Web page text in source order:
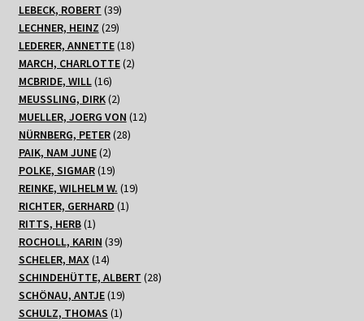
Produkte
LEBECK, ROBERT 3939
Produkte
LECHNER, HEINZ 2929
Produkte
LEDERER, ANNETTE 1818
Produkte
MARCH, CHARLOTTE 22
MCBRIDE, WILL 1616
Produkte
MEUSSLING, DIRK 22
Produkte
MUELLER, JOERG VON 1212
NÜRNBERG, PETER 2828
PAIK, NAM JUNE 22
Produkte
POLKE, SIGMAR 1919
Produkte
REINKE, WILHELM W. 1919
RICHTER, GERHARD 11
RITTS, HERB 11
Produkt
ROCHOLL, KARIN 3939
SCHELER, MAX 1414
Produkte
SCHINDEHÜTTE, ALBERT 2828
SCHÖNAU, ANTJE 1919
Produkte
SCHULZ, THOMAS 11